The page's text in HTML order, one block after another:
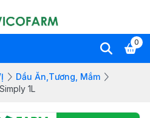
0
Dầu Ăn,Tương, Mắm
1L